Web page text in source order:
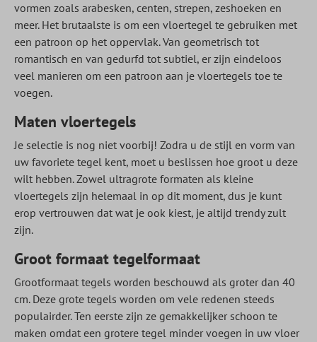
vormen zoals arabesken, centen, strepen, zeshoeken en
meer. Het brutaalste is om een vloertegel te gebruiken met
een patroon op het oppervlak. Van geometrisch tot
romantisch en van gedurfd tot subtiel, er zijn eindeloos
veel manieren om een patroon aan je vloertegels toe te
voegen.
Maten vloertegels
Je selectie is nog niet voorbij! Zodra u de stijl en vorm van
uw favoriete tegel kent, moet u beslissen hoe groot u deze
wilt hebben. Zowel ultragrote formaten als kleine
vloertegels zijn helemaal in op dit moment, dus je kunt
erop vertrouwen dat wat je ook kiest, je altijd trendy zult
zijn.
Groot formaat tegelformaat
Grootformaat tegels worden beschouwd als groter dan 40
cm. Deze grote tegels worden om vele redenen steeds
populairder. Ten eerste zijn ze gemakkelijker schoon te
maken omdat een grotere tegel minder voegen in uw vloer